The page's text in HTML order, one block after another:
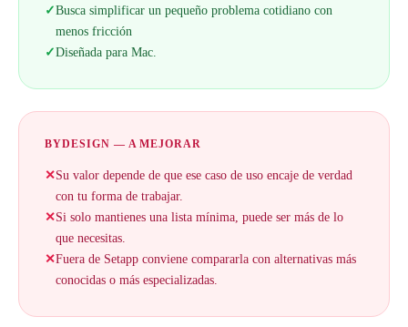
✓Busca simplificar un pequeño problema cotidiano con
menos fricción
✓Diseñada para Mac.
BYDESIGN — A MEJORAR
✕Su valor depende de que ese caso de uso encaje de verdad
con tu forma de trabajar.
✕Si solo mantienes una lista mínima, puede ser más de lo
que necesitas.
✕Fuera de Setapp conviene compararla con alternativas más
conocidas o más especializadas.